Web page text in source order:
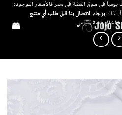
يومياً في سوق الفضة في مصر فالأسعار الموجودة
لذلكبرجاء الاتصال بنا قبل طلب أي منتج
خلخال فضة حريمي